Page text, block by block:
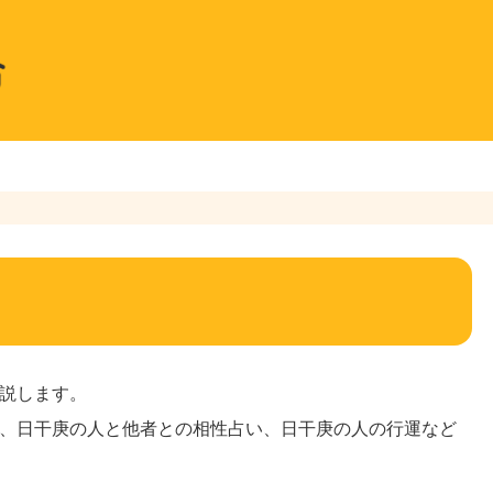
します。
日干庚の人と他者との相性占い、日干庚の人の行運など